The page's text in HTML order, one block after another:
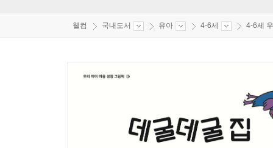
웰컴 국내도서 유아 4-6세 4-6세